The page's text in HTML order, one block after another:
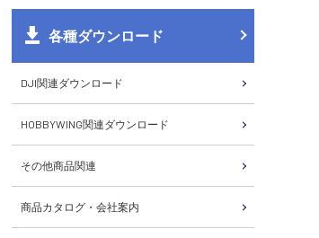
各種ダウンロード
DJI関連ダウンロード
HOBBYWING関連ダウンロード
その他商品関連
商品カタログ・会社案内